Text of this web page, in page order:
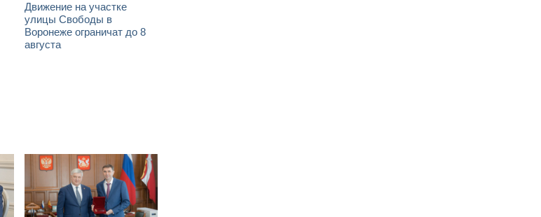
Движение на участке
улицы Свободы в
Воронеже ограничат до 8
августа